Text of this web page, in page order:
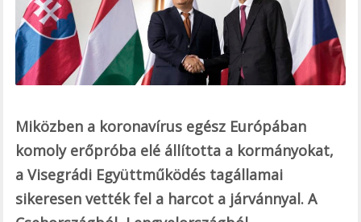
Miközben a koronavírus egész Európában
komoly erőpróba elé állította a kormányokat,
a Visegrádi Együttműködés tagállamai
sikeresen vették fel a harcot a járvánnyal. A